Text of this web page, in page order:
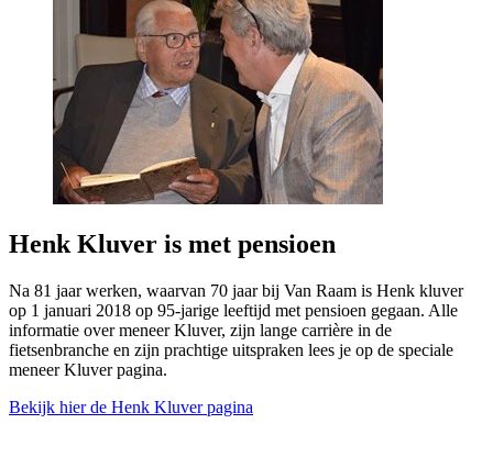
Henk Kluver is met pensioen
Na 81 jaar werken, waarvan 70 jaar bij Van Raam is Henk kluver
op 1 januari 2018 op 95-jarige leeftijd met pensioen gegaan. Alle
informatie over meneer Kluver, zijn lange carrière in de
fietsenbranche en zijn prachtige uitspraken lees je op de speciale
meneer Kluver pagina.
Bekijk hier de Henk Kluver pagina